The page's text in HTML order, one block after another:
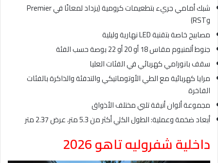
شبك أمامي جريء بتطعيمات كرومية (يزداد لمعانًا في Premier
وRST)
مصابيح خاصة بتقنية LED نهارية وليلية
جنوط ألمنيوم مقاس 18 أو 20 أو 22 بوصة حسب الفئة
سقف بانورامي كهربائي في الفئات العليا
مرايا كهربائية مع الطي الأوتوماتيكي والتدفئة والذاكرة بالفئات
الفاخرة
مجموعة ألوان أنيقة تلبي مختلف الأذواق
أبعاد ضخمة وعملية: الطول الكلي أكثر من 5.3 متر، عرض 2.37 متر
داخلية شفروليه تاهو 2026